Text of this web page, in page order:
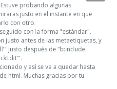
probando algunas
justo en el instante en que
con otro.
con la forma "estándar".
justo antes de las metaetiquetas, y
justo después de "b:include
y así se va a quedar hasta
html. Muchas gracias por tu